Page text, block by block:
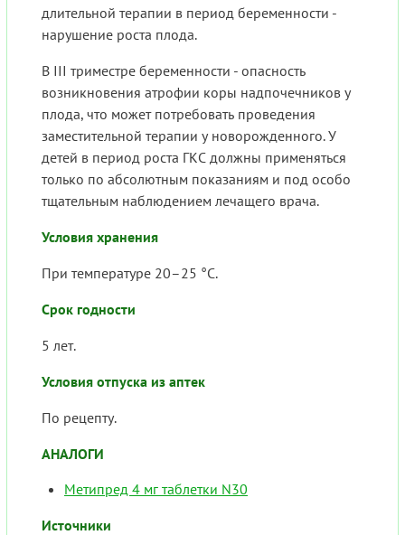
длительной терапии в период беременности -
нарушение роста плода.
В III триместре беременности - опасность
возникновения атрофии коры надпочечников у
плода, что может потребовать проведения
заместительной терапии у новорожденного. У
детей в период роста ГКС должны применяться
только по абсолютным показаниям и под особо
тщательным наблюдением лечащего врача.
Условия хранения
При температуре 20–25 °C.
Срок годности
5 лет.
Условия отпуска из аптек
По рецепту.
АНАЛОГИ
Метипред 4 мг таблетки N30
Источники